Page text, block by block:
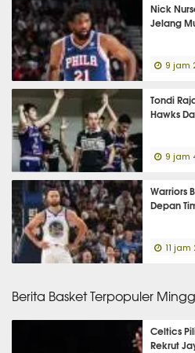
Nick
Jelang
9 jam
Tondi
Hawks
9 jam
Warriors
Depan
11
Berita Basket Terpopuler
Celtics
Rekrut